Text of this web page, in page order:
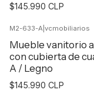
$145.990 CLP
M2-633-A| vcmobiliarios
Mueble vanitorio
con cubierta de
A / Legno
$145.990 CLP